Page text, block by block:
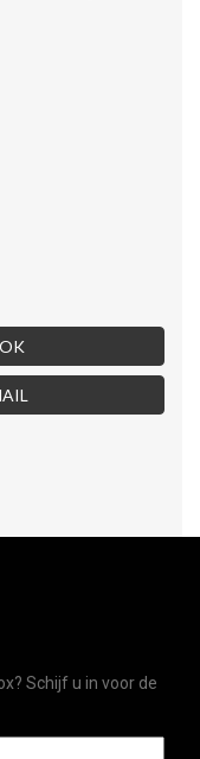
Schijf u in voor de